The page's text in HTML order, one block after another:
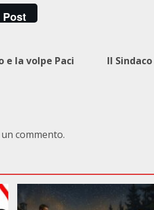
Post
e la volpe Paci
Il
commento.